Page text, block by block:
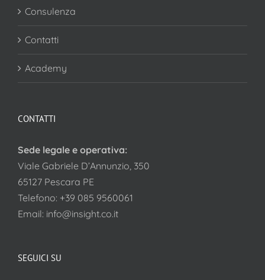
Consulenza
Contatti
Academy
CONTATTI
Sede legale e operativa:
Viale Gabriele D’Annunzio, 350
65127 Pescara PE
Telefono: +39 085 9560061
Email: info@insight.co.it
SEGUICI SU